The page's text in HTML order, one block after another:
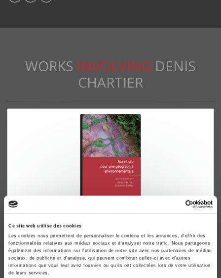
Ce site web utilise des cookies
Les cookies nous permettent de personnaliser le contenu et les annonces, d'offrir des
fonctionnalités relatives aux médias sociaux et d'analyser notre trafic. Nous partageons
également des informations sur l'utilisation de notre site avec nos partenaires de médias
sociaux, de publicité et d'analyse, qui peuvent combiner celles-ci avec d'autres
informations que vous leur avez fournies ou qu'ils ont collectées lors de votre utilisation
de leurs services.
WORKS INVOLVING DENIS
CHARTIER
Manifeste pour une géographie
environnementale
Géographie, écologie, politique
Denis Chartier, Estienne Rodary